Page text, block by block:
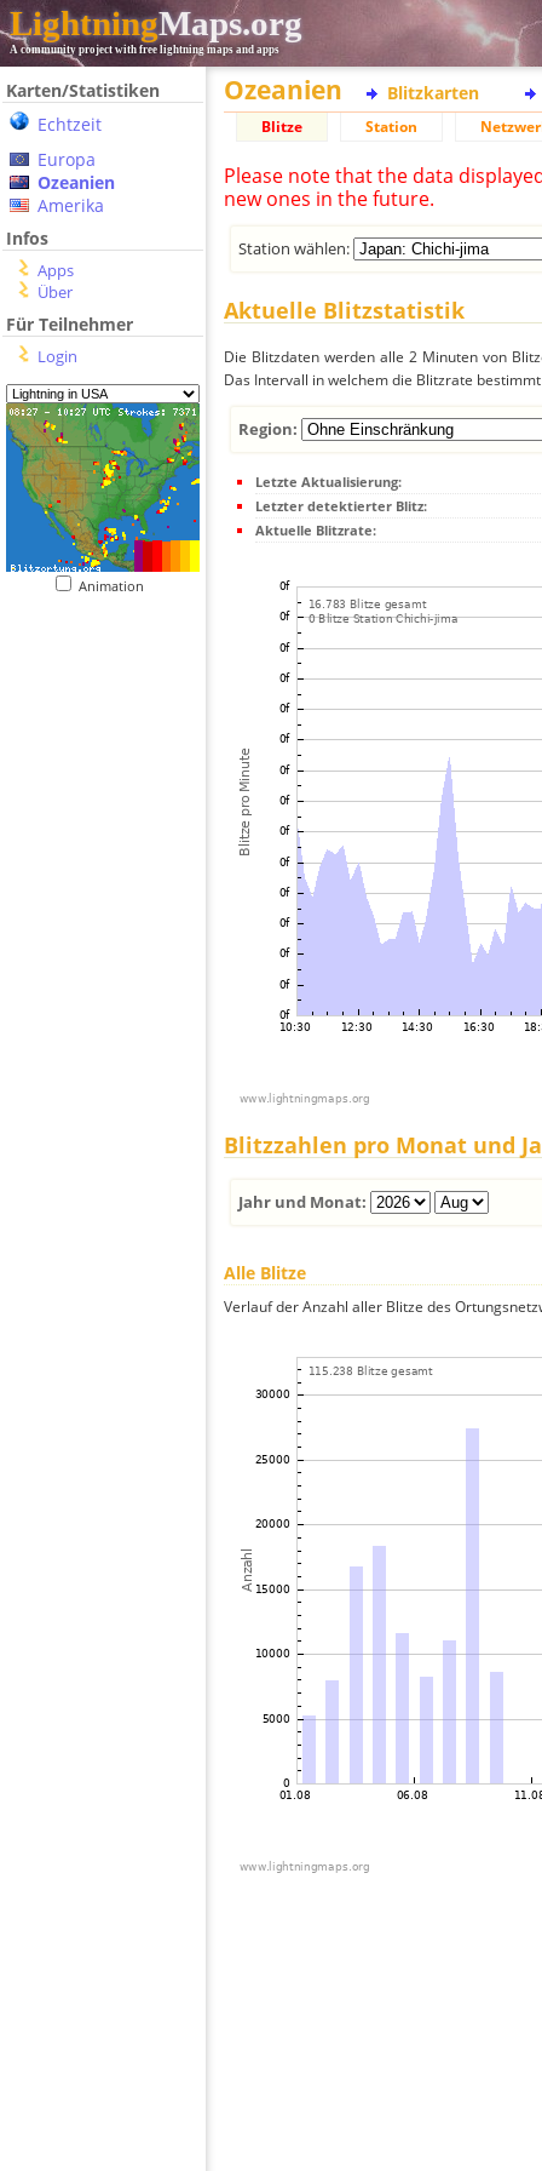
LightningMaps.org
A community project with free lightning maps and apps
Karten/Statistiken
Echtzeit
Europa
Ozeanien
Amerika
Infos
Apps
Über
Für Teilnehmer
Login
Animation
Ozeanien Blitzkarten
Blitze Station
Please note that the data
new ones in the future.
Station wählen:
Aktuelle Blitzstatistik
Die Blitzdaten werden alle 2 Minuten von
Das Intervall in welchem die Blitzrate
Region:
Letzte Aktualisierung:
Letzter detektierter Blitz:
Aktuelle Blitzrate:
Blitzzahlen pro Monat und
Jahr und Monat:
Alle Blitze
Verlauf der Anzahl aller Blitze des